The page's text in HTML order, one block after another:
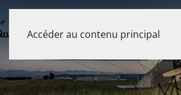
Accéder au contenu principal